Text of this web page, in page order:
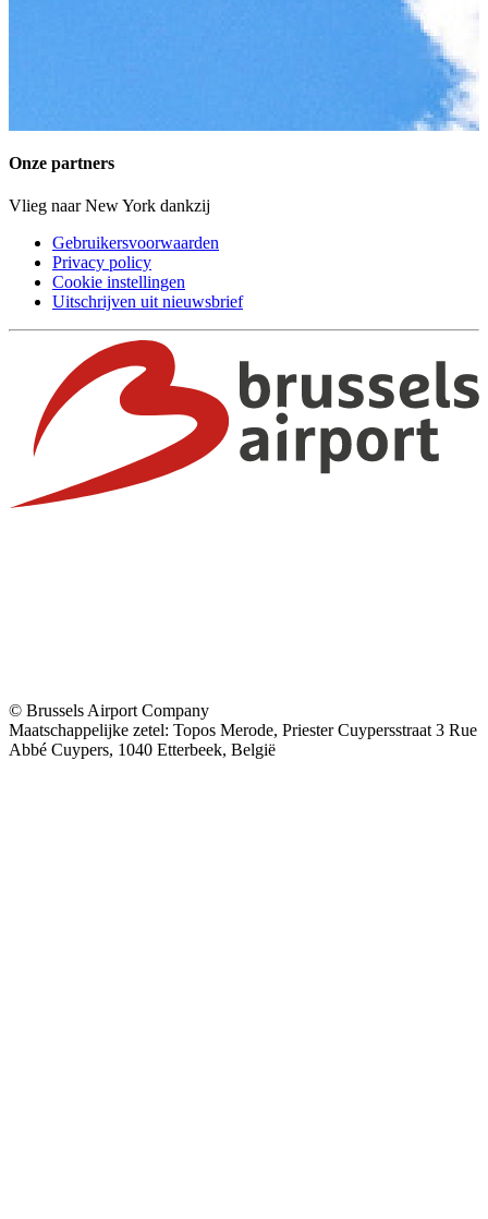
Onze partners
Vlieg naar New York dankzij
Gebruikersvoorwaarden
Privacy policy
Cookie instellingen
Uitschrijven uit nieuwsbrief
© Brussels Airport Company
Maatschappelijke zetel: Topos Merode, Priester Cuypersstraat 3 Rue
Abbé Cuypers, 1040 Etterbeek, België